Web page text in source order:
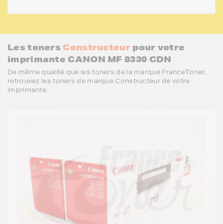
Les toners Constructeurpour votre
imprimante CANON MF 8330 CDN
De même qualité que les toners de la marque FranceToner,
retrouvez les toners de marque Constructeur de votre
imprimante.